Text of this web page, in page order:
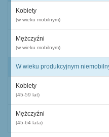
Kobiety
(w wieku mobilnym)
Mężczyźni
(w wieku mobilnym)
W wieku produkcyjnym
Kobiety
(45-59 lat)
Mężczyźni
(45-64 lata)